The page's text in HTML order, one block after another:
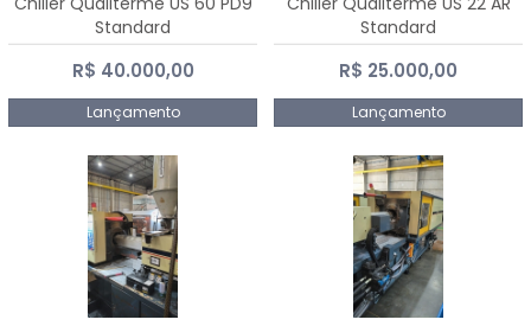
Standard
R$ 40.000,00
Lançamento
Standard
R$ 25.000,00
Lançamento